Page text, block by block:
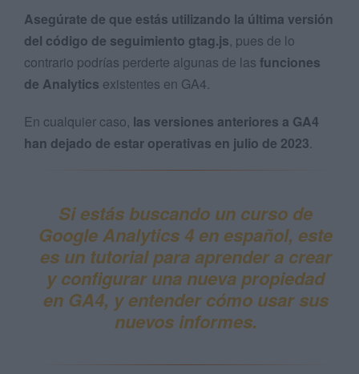
Asegúrate de que estás utilizando la última versión
del código de seguimiento gtag.js, pues de lo
contrario podrías perderte algunas de las funciones
de Analytics existentes en GA4.
En cualquier caso, las versiones anteriores a GA4
han dejado de estar operativas en julio de 2023.
Si estás buscando un curso de
Google Analytics 4 en español, este
es un tutorialpara aprender a crear
y configurar una nueva propiedad
en GA4, y entendercómo usar sus
nuevos informes.